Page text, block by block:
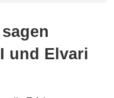
und Elvari